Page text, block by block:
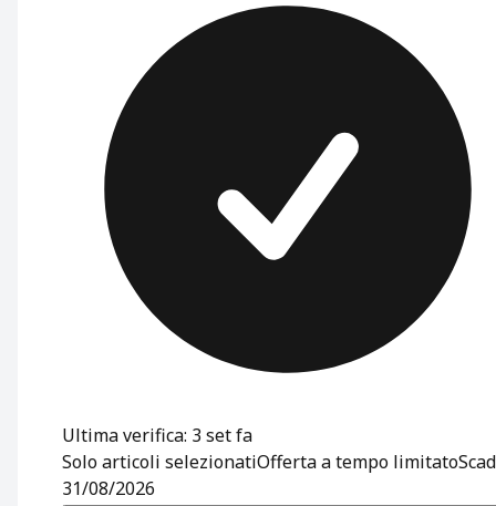
Ultima verifica: 3 set fa
Solo articoli selezionatiOfferta a tempo limitato
31/08/2026